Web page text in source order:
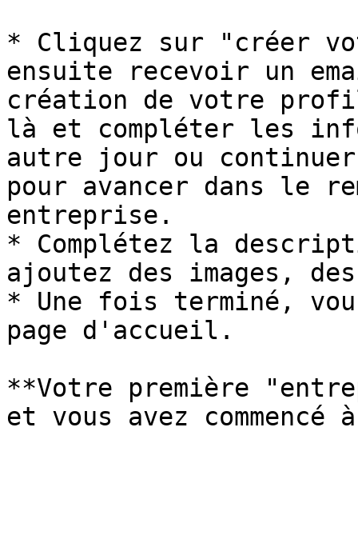
* Cliquez sur "créer
ensuite recevoir un
création de votre
là et compléter les
autre jour ou
pour avancer dans le
entreprise.
* Complétez la
ajoutez des images,
* Une fois terminé,
page d'accueil.
**Votre première